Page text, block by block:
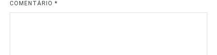
COMENTÁRIO *